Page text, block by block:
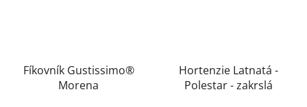
Fíkovník Gustissimo®
Morena
Hortenzie Latnatá -
Polestar - zakrslá